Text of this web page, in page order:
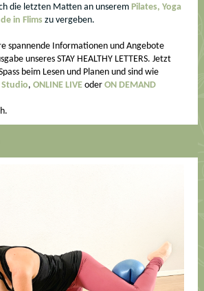
die letzten Matten an unserem Pilates, Yoga
in Flims zu vergeben.
spannende Informationen und Angebote
unseres STAY HEALTHY LETTERS. Jetzt
beim Lesen und Planen und sind wie
Studio, ONLINE LIVE oder ON DEMAND